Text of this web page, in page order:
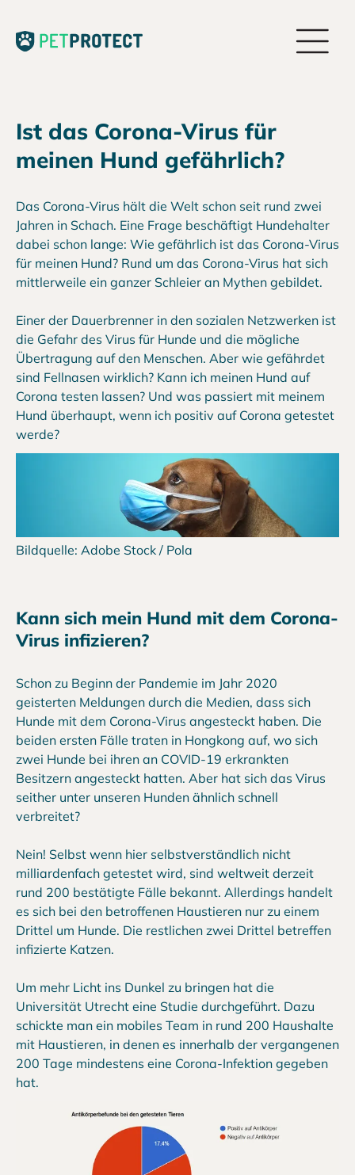
Ist das Corona-Virus für
meinen Hund gefährlich?
Das Corona-Virus hält die Welt schon seit rund zwei
Jahren in Schach. Eine Frage beschäftigt Hundehalter
dabei schon lange: Wie gefährlich ist das Corona-Virus
für meinen Hund? Rund um das Corona-Virus hat sich
mittlerweile ein ganzer Schleier an Mythen gebildet.
Einer der Dauerbrenner in den sozialen Netzwerken ist
die Gefahr des Virus für Hunde und die mögliche
Übertragung auf den Menschen. Aber wie gefährdet
sind Fellnasen wirklich? Kann ich meinen Hund auf
Corona testen lassen? Und was passiert mit meinem
Hund überhaupt, wenn ich positiv auf Corona getestet
werde?
Bildquelle: Adobe Stock / Pola
Kann sich mein Hund mit dem Corona-
Virus infizieren?
Schon zu Beginn der Pandemie im Jahr 2020
geisterten Meldungen durch die Medien, dass sich
Hunde mit dem Corona-Virus angesteckt haben. Die
beiden ersten Fälle traten in Hongkong auf, wo sich
zwei Hunde bei ihren an COVID-19 erkrankten
Besitzern angesteckt hatten. Aber hat sich das Virus
seither unter unseren Hunden ähnlich schnell
verbreitet?
Nein! Selbst wenn hier selbstverständlich nicht
milliardenfach getestet wird, sind weltweit derzeit
rund 200 bestätigte Fälle bekannt. Allerdings handelt
es sich bei den betroffenen Haustieren nur zu einem
Drittel um Hunde. Die restlichen zwei Drittel betreffen
infizierte Katzen.
Um mehr Licht ins Dunkel zu bringen hat die
Universität Utrecht eine Studie durchgeführt. Dazu
schickte man ein mobiles Team in rund 200 Haushalte
mit Haustieren, in denen es innerhalb der vergangenen
200 Tage mindestens eine Corona-Infektion gegeben
hat.